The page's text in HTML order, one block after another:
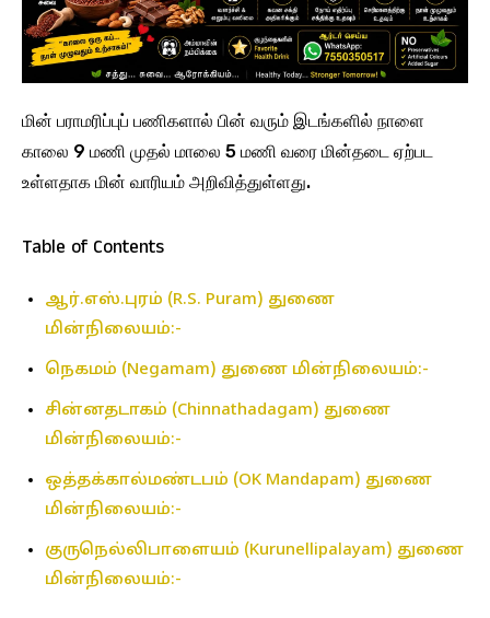
மின் பராமரிப்புப் பணிகளால் பின் வரும் இடங்களில் நாளை
காலை 9 மணி முதல் மாலை 5 மணி வரை மின்தடை ஏற்பட
உள்ளதாக மின் வாரியம் அறிவித்துள்ளது.
Table of Contents
ஆர்.எஸ்.புரம் (R.S. Puram) துணை
மின்நிலையம்:-
நெகமம் (Negamam) துணை மின்நிலையம்:-
சின்னதடாகம் (Chinnathadagam) துணை
மின்நிலையம்:-
ஒத்தக்கால்மண்டபம் (OK Mandapam) துணை
மின்நிலையம்:-
குருநெல்லிபாளையம் (Kurunellipalayam) துணை
மின்நிலையம்:-